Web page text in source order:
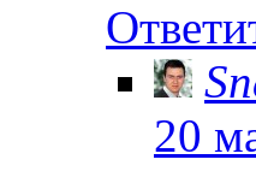
20